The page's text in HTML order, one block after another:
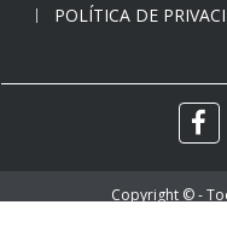
POLÍTICA DE